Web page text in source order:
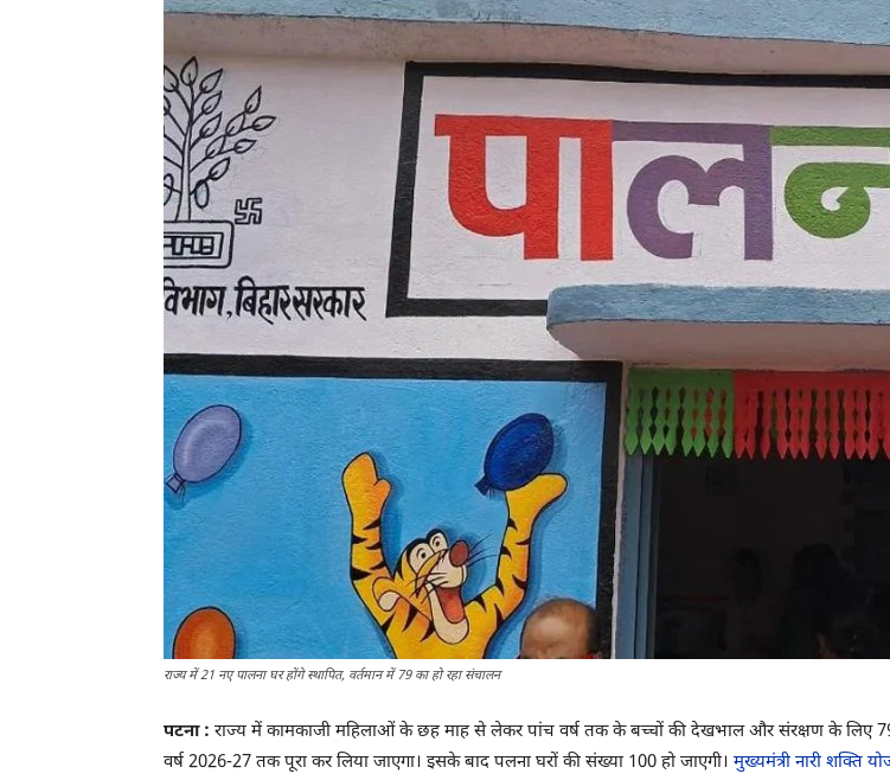
राज्य में 21 नए पालना घर होंगे स्थापित, वर्तमान में 79 का हो रहा संचालन
पटना : राज्य में कामकाजी महिलाओं के छह माह से लेकर पांच वर्ष तक के बच्चों की देखभाल और संरक्षण के लिए 79
वर्ष 2026-27 तक पूरा कर लिया जाएगा। इसके बाद पलना घरों की संख्या 100 हो जाएगी। मुख्यमंत्री नारी शक्ति